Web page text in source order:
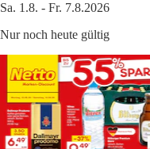
Sa. 1.8. - Fr. 7.8.2026
Nur noch heute gültig